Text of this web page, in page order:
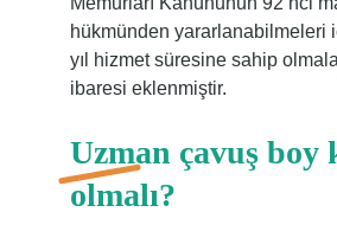
hükmünden yararlanabilmeleri
yıl hizmet süresine sahip
ibaresi eklenmiştir.
Uzman çavuş boy
olmalı?